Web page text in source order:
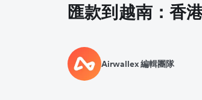
匯款到越南：香
Airwallex 編輯團隊